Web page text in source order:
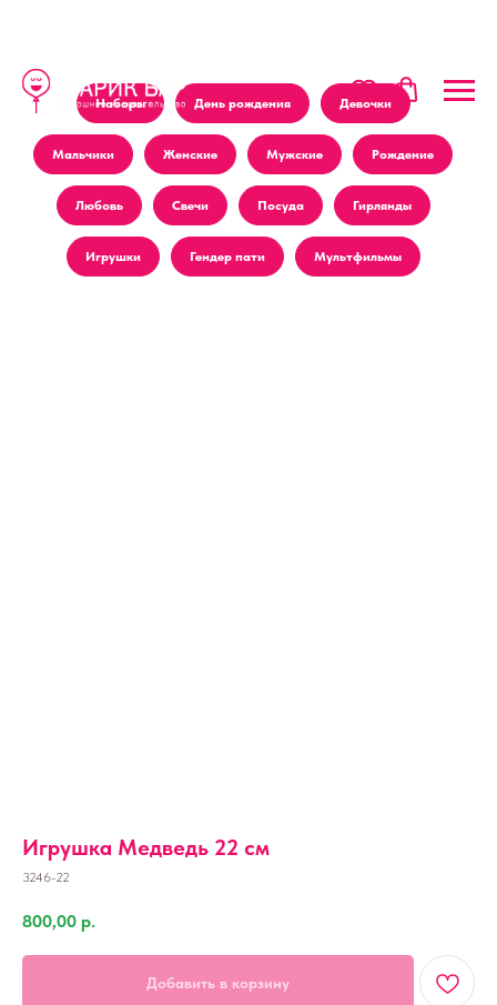
Наборы День рождения Девочки
Мальчики Женские Мужские Рождение
Любовь Свечи Посуда Гирлянды
Игрушки Гендер пати Мультфильмы
Игрушка Медведь 22 см
3246-22
800,00 р.
Добавить в корзину